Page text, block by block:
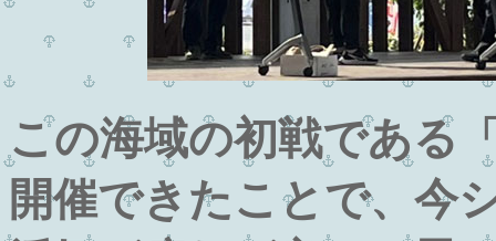
この海域の初戦である
開催できたことで、今